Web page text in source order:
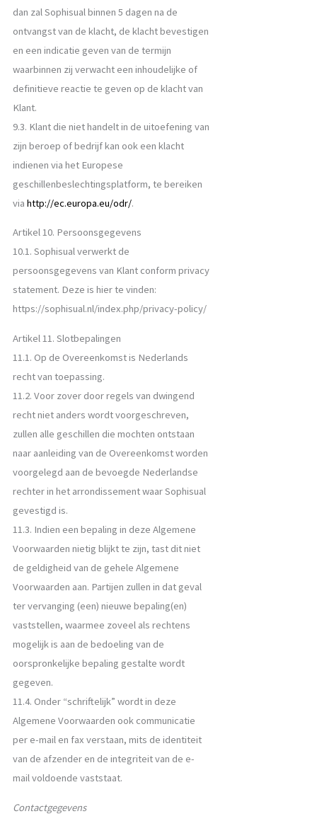
dan zal Sophisual binnen 5 dagen na de
ontvangst van de klacht, de klacht bevestigen
en een indicatie geven van de termijn
waarbinnen zij verwacht een inhoudelijke of
definitieve reactie te geven op de klacht van
Klant.
9.3. Klant die niet handelt in de uitoefening van
zijn beroep of bedrijf kan ook een klacht
indienen via het Europese
geschillenbeslechtingsplatform, te bereiken
via http://ec.europa.eu/odr/.
Artikel 10. Persoonsgegevens
10.1. Sophisual verwerkt de
persoonsgegevens van Klant conform privacy
statement. Deze is hier te vinden:
https://sophisual.nl/index.php/privacy-policy/
Artikel 11. Slotbepalingen
11.1. Op de Overeenkomst is Nederlands
recht van toepassing.
11.2. Voor zover door regels van dwingend
recht niet anders wordt voorgeschreven,
zullen alle geschillen die mochten ontstaan
naar aanleiding van de Overeenkomst worden
voorgelegd aan de bevoegde Nederlandse
rechter in het arrondissement waar Sophisual
gevestigd is.
11.3. Indien een bepaling in deze Algemene
Voorwaarden nietig blijkt te zijn, tast dit niet
de geldigheid van de gehele Algemene
Voorwaarden aan. Partijen zullen in dat geval
ter vervanging (een) nieuwe bepaling(en)
vaststellen, waarmee zoveel als rechtens
mogelijk is aan de bedoeling van de
oorspronkelijke bepaling gestalte wordt
gegeven.
11.4. Onder “schriftelijk” wordt in deze
Algemene Voorwaarden ook communicatie
per e-mail en fax verstaan, mits de identiteit
van de afzender en de integriteit van de e-
mail voldoende vaststaat.
Contactgegevens